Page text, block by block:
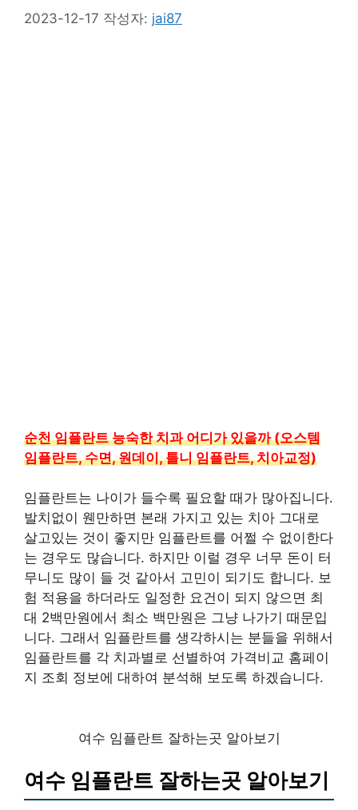
2023-12-17 작성자: jai87
순천 임플란트 능숙한 치과 어디가 있을까 (오스템
임플란트, 수면, 원데이, 틀니 임플란트, 치아교정)
임플란트는 나이가 들수록 필요할 때가 많아집니다.
발치없이 웬만하면 본래 가지고 있는 치아 그대로
살고있는 것이 좋지만 임플란트를 어쩔 수 없이한다
는 경우도 많습니다. 하지만 이럴 경우 너무 돈이 터
무니도 많이 들 것 같아서 고민이 되기도 합니다. 보
험 적용을 하더라도 일정한 요건이 되지 않으면 최
대 2백만원에서 최소 백만원은 그냥 나가기 때문입
니다. 그래서 임플란트를 생각하시는 분들을 위해서
임플란트를 각 치과별로 선별하여 가격비교 홈페이
지 조회 정보에 대하여 분석해 보도록 하겠습니다.
여수 임플란트 잘하는곳 알아보기
여수 임플란트 잘하는곳 알아보기